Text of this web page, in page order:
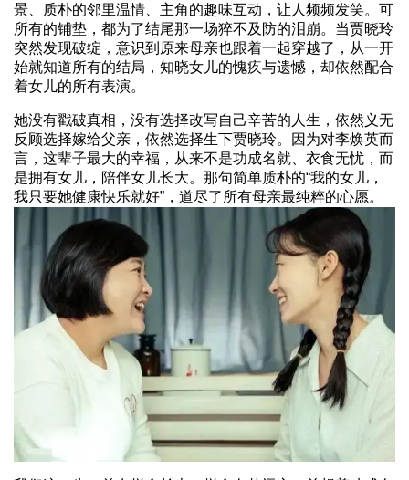
景、质朴的邻里温情、主角的趣味互动，让人频频发笑。可
所有的铺垫，都为了结尾那一场猝不及防的泪崩。当贾晓玲
突然发现破绽，意识到原来母亲也跟着一起穿越了，从一开
始就知道所有的结局，知晓女儿的愧疚与遗憾，却依然配合
着女儿的所有表演。
她没有戳破真相，没有选择改写自己辛苦的人生，依然义无
反顾选择嫁给父亲，依然选择生下贾晓玲。因为对李焕英而
言，这辈子最大的幸福，从来不是功成名就、衣食无忧，而
是拥有女儿，陪伴女儿长大。那句简单质朴的“我的女儿，
我只要她健康快乐就好”，道尽了所有母亲最纯粹的心愿。